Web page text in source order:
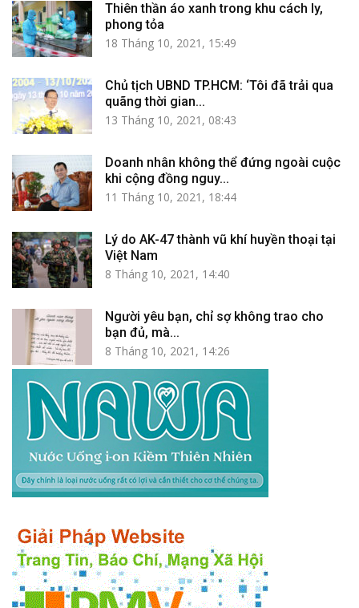
Thiên thần áo xanh trong khu cách ly,
phong tỏa
18 Tháng 10, 2021, 15:49
Chủ tịch UBND TP.HCM: ‘Tôi đã trải qua
quãng thời gian...
13 Tháng 10, 2021, 08:43
Doanh nhân không thể đứng ngoài cuộc
khi cộng đồng nguy...
11 Tháng 10, 2021, 18:44
Lý do AK-47 thành vũ khí huyền thoại tại
Việt Nam
8 Tháng 10, 2021, 14:40
Người yêu bạn, chỉ sợ không trao cho
bạn đủ, mà...
8 Tháng 10, 2021, 14:26